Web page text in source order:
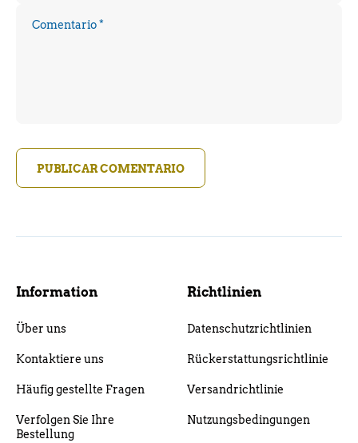
Comentario*
PUBLICAR COMENTARIO
Information
Über uns
Kontaktiere uns
Häufig gestellte Fragen
Verfolgen Sie Ihre
Bestellung
Richtlinien
Datenschutzrichtlinien
Rückerstattungsrichtlinie
Versandrichtlinie
Nutzungsbedingungen